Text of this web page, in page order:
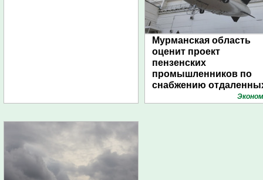
Мурманская область
оценит проект
пензенских
промышленников по
снабжению
поселений с помощью